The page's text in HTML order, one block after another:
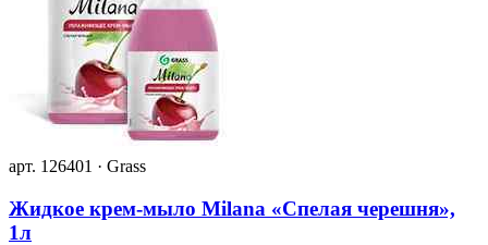
арт. 126401 · Grass
Жидкое крем-мыло Milana «Спелая черешня»,
1л